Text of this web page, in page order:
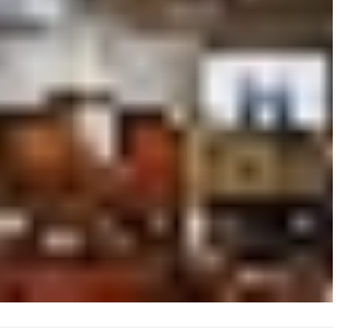
poursuivre la discussion générale du
(PLF) de l'année 2025.